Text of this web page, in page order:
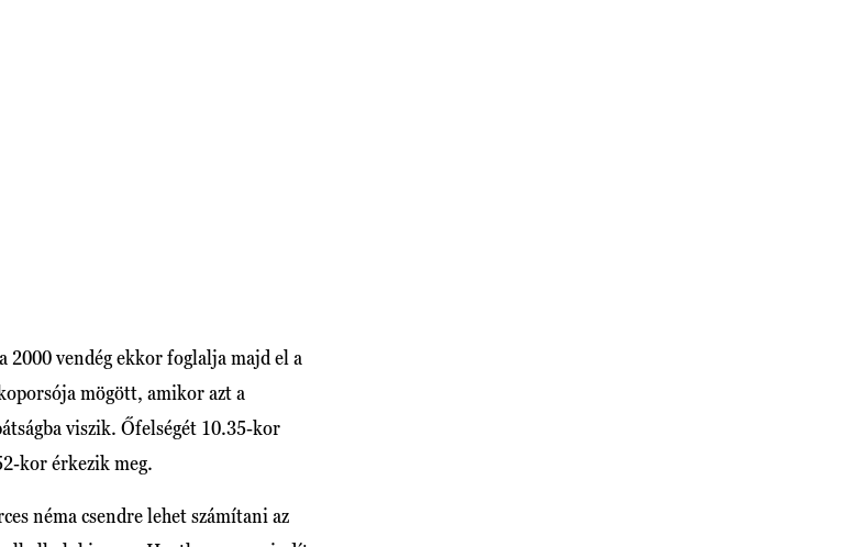
vendég ekkor foglalja majd el a
mögött, amikor azt a
viszik. Őfelségét 10.35-kor
kor érkezik meg.
néma csendre lehet számítani az